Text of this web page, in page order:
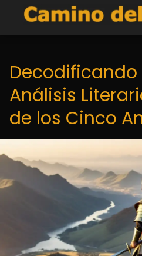
Decodificando
Análisis
de los Cinco